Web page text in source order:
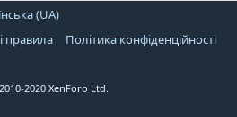
(UA)
правила
Політика конфіденційності
2020 XenForo Ltd.